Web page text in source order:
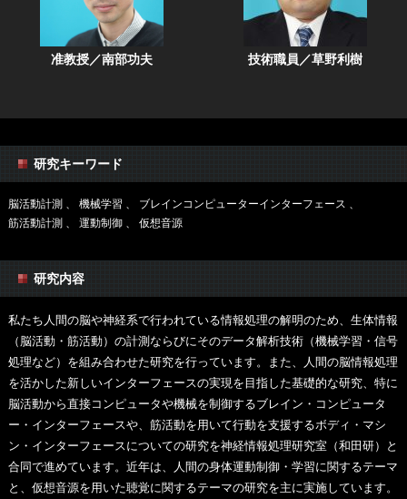
准教授／南部功夫 技術職員／草野利樹
研究キーワード
脳活動計測 機械学習
ブレインコンピューターインターフェース
筋活動計測
運動制御 仮想音源
研究内容
私たち人間の脳や神経系で行われている情報処理の解明のため、生体情報
（脳活動・筋活動）の計測ならびにそのデータ解析技術（機械学習・信号
処理など）を組み合わせた研究を行っています。また、人間の脳情報処理
を活かした新しいインターフェースの実現を目指した基礎的な研究、特に
脳活動から直接コンピュータや機械を制御するブレイン・コンピュータ
ー・インターフェースや、筋活動を用いて行動を支援するボディ・マシ
ン・インターフェースについての研究を神経情報処理研究室（和田研）と
合同で進めています。近年は、人間の身体運動制御・学習に関するテーマ
と、仮想音源を用いた聴覚に関するテーマの研究を主に実施しています。